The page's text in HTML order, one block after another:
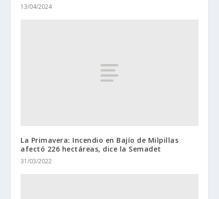
13/04/2024
La Primavera: Incendio en Bajío de Milpillas
afectó 226 hectáreas, dice la Semadet
31/03/2022